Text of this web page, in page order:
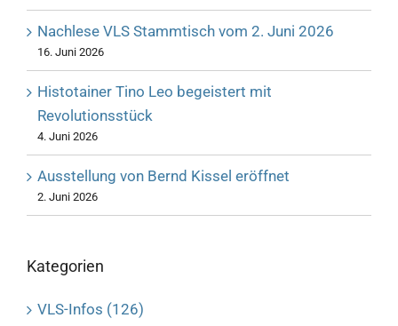
Nachlese VLS Stammtisch vom 2. Juni 2026
16. Juni 2026
Histotainer Tino Leo begeistert mit
Revolutionsstück
4. Juni 2026
Ausstellung von Bernd Kissel eröffnet
2. Juni 2026
Kategorien
VLS-Infos (126)